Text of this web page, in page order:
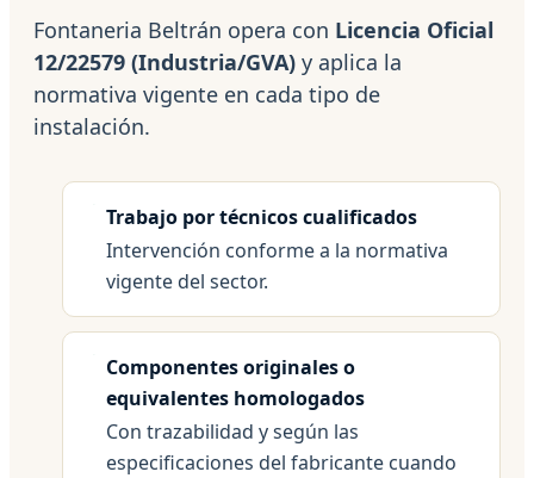
Fontaneria Beltrán opera con Licencia Oficial
12/22579 (Industria/GVA) y aplica la
normativa vigente en cada tipo de
instalación.
Trabajo por técnicos cualificados
Intervención conforme a la normativa
vigente del sector.
Componentes originales o
equivalentes homologados
Con trazabilidad y según las
especificaciones del fabricante cuando